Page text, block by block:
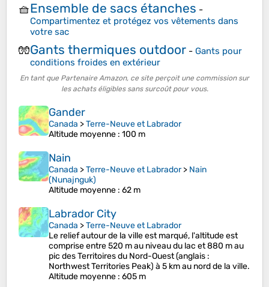
🧺Ensemble de sacs étanches -
Compartimentez et protégez vos vêtements dans
votre sac
🧤Gants thermiques outdoor - Gants pour
conditions froides en extérieur
En tant que Partenaire Amazon, ce site perçoit une commission sur
les achats éligibles sans surcoût pour vous.
Gander
Canada >Terre-Neuve et Labrador
Altitude moyenne : 100 m
Nain
Canada >Terre-Neuve et Labrador> Nain
(Nunajnguk)
Altitude moyenne : 62 m
Labrador City
Canada >Terre-Neuve et Labrador
Le relief autour de la ville est marqué, l'altitude est
comprise entre 520 m au niveau du lac et 880 m au
pic des Territoires du Nord-Ouest (anglais :
Northwest Territories Peak) à 5 km au nord de la ville.
Altitude moyenne : 605 m